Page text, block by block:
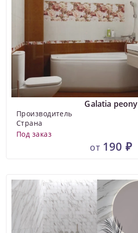
Galatia peony
Производитель
Страна
Под заказ
от 190 ₽